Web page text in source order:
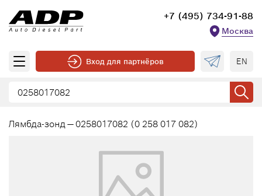
+7 (495) 734-91-88
Москва
Вход для партнёров EN
Лямбда-зонд — 0258017082 (0 258 017 082)